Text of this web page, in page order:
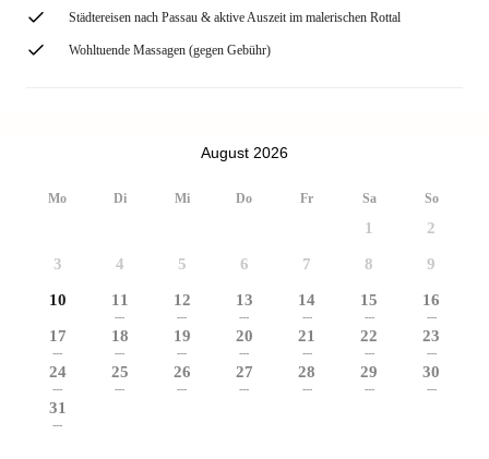
Städtereisen nach Passau & aktive Auszeit im malerischen Rottal
Wohltuende Massagen (gegen Gebühr)
August 2026
Mo Di Mi Do Fr Sa So
1 2
3 4 5 6 7 8 9
10 11
---
12
---
13
---
14
---
15
---
16
---
17
---
18
---
19
---
20
---
21
---
22
---
23
---
24
---
25
---
26
---
27
---
28
---
29
---
30
---
31
---